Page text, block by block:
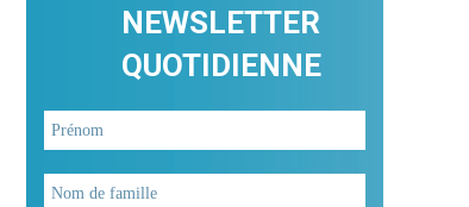
NEWSLETTER
QUOTIDIENNE